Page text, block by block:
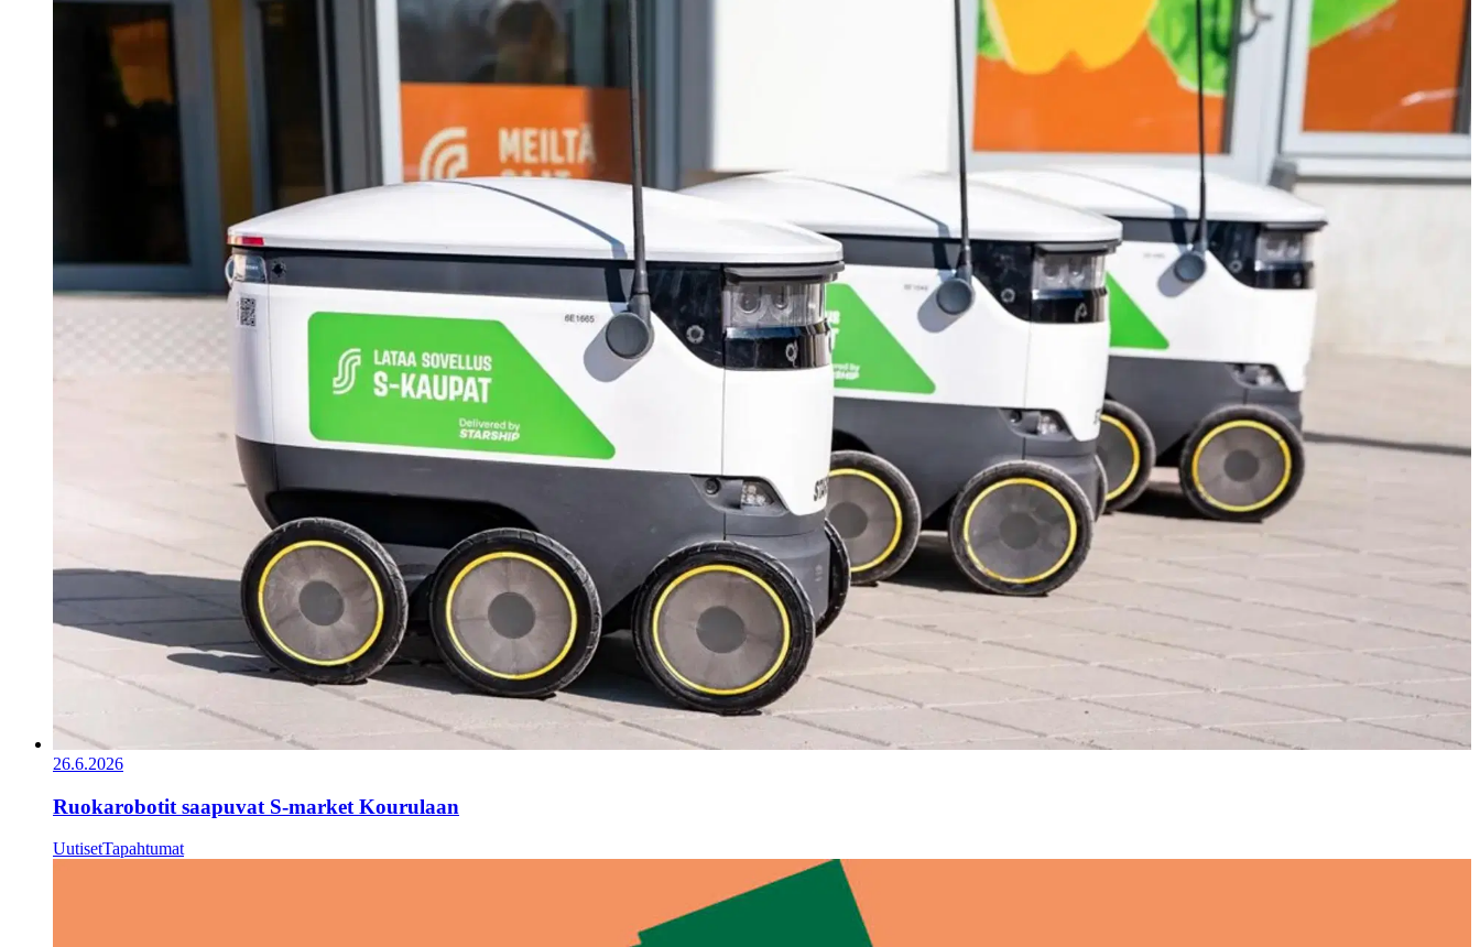
26.6.2026
Ruokarobotit saapuvat S-market Kourulaan
UutisetTapahtumat